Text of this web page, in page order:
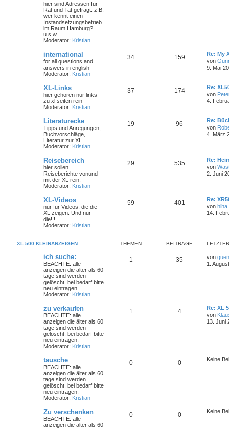
hier sind Adressen für
Rat und Tat gefragt. z.B.
wer kennt einen
Instandsetzungsbetrieb
im Raum Hamburg?
u.s.w.
Moderator: Kristian
international
for all questions and
answers in english
Moderator: Kristian
34 159
Re: My
von
9. Mai
XL-Links
hier gehören nur links
zu xl seiten rein
Moderator: Kristian
37 174
Re:
von
4.
Literaturecke
Tipps und Anregungen,
Buchvorschläge,
Literatur zur XL
Moderator: Kristian
19 96
Re:
von
4. März
Reisebereich
hier sollen
Reiseberichte vonund
mit der XL rein.
Moderator: Kristian
29 535
Re:
von
2. Juni
XL-Videos
nur für Videos, die die
XL zeigen. Und nur
die!!!
Moderator: Kristian
59 401
Re:
von hiha
14.
XL 500 KLEINANZEIGEN THEMEN BEITRÄGE
ich suche:
BEACHTE: alle
anzeigen die älter als 60
tage sind werden
gelöscht. bei bedarf bitte
neu eintragen.
Moderator: Kristian
1 35 von
1.
zu verkaufen
BEACHTE: alle
anzeigen die älter als 60
tage sind werden
gelöscht. bei bedarf bitte
neu eintragen.
Moderator: Kristian
1 4
Re: XL
von
13. Juni
tausche
BEACHTE: alle
anzeigen die älter als 60
tage sind werden
gelöscht. bei bedarf bitte
neu eintragen.
Moderator: Kristian
0 0 Keine
Zu verschenken
BEACHTE: alle
anzeigen die älter als 60
0 0 Keine